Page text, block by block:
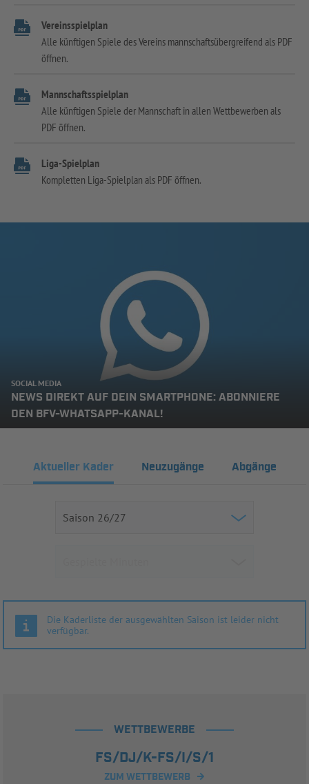
Vereinsspielplan
Alle künftigen Spiele des Vereins mannschaftsübergreifend als PDF
öffnen.
Mannschaftsspielplan
Alle künftigen Spiele der Mannschaft in allen Wettbewerben als
PDF öffnen.
Liga-Spielplan
Kompletten Liga-Spielplan als PDF öffnen.
SOCIAL MEDIA
NEWS DIREKT AUF DEIN SMARTPHONE: ABONNIERE
DEN BFV-WHATSAPP-KANAL!
Aktueller Kader Neuzugänge Abgänge
Die Kaderliste der ausgewählten Saison ist leider nicht
verfügbar.
WETTBEWERBE
FS/DJ/K-FS/I/S/1
ZUM WETTBEWERB